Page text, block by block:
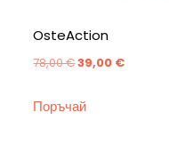
OsteAction
78,00€Original
was:
39,00 €Текущата
Поръчай